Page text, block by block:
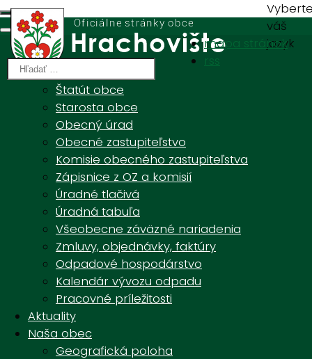
váš
jazyk
mapa stránok
rss
Úvod
Obecný úrad
Štatút obce
Starosta obce
Obecný úrad
Obecné zastupiteľstvo
Komisie obecného zastupiteľstva
Zápisnice z OZ a komisií
Úradné tlačivá
Úradná tabuľa
Všeobecne záväzné nariadenia
Zmluvy, objednávky, faktúry
Odpadové hospodárstvo
Kalendár vývozu odpadu
Pracovné príležitosti
Aktuality
Naša obec
Geografická poloha
Zmluvy, objednávky, faktúry